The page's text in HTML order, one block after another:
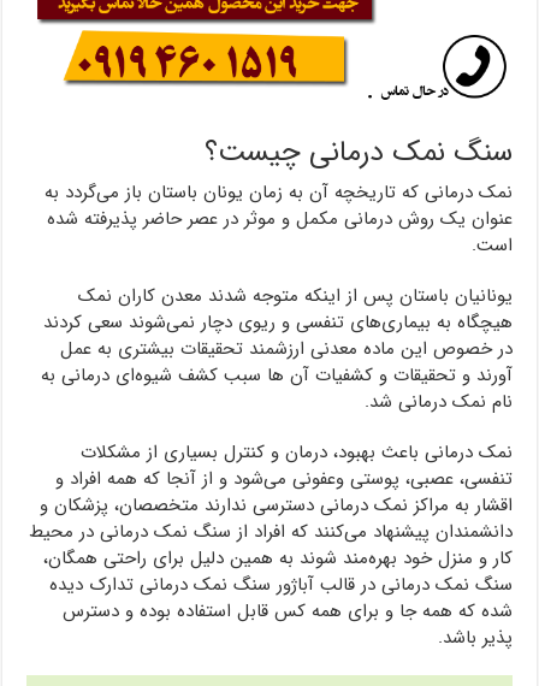
سنگ نمک درمانی چیست؟
نمک درمانی که تاریخچه آن به زمان یونان باستان باز می‌گردد به
عنوان یک روش درمانی مکمل و موثر در عصر حاضر پذیرفته شده
است.
یونانیان باستان پس از اینکه متوجه شدند معدن کاران نمک
هیچگاه به بیماری‌های تنفسی و ریوی دچار نمی‌شوند سعی کردند
در خصوص این ماده معدنی ارزشمند تحقیقات بیشتری به عمل
آورند و تحقیقات و کشفیات آن ها سبب کشف شیوه‌ای درمانی به
نام نمک درمانی شد.
نمک درمانی باعث بهبود، درمان و کنترل بسیاری از مشکلات
تنفسی، عصبی، پوستی وعفونی می‌شود و از آنجا که همه افراد و
اقشار به مراکز نمک درمانی دسترسی ندارند متخصصان، پزشکان و
دانشمندان پیشنهاد می‌کنند که افراد از سنگ نمک درمانی در محیط
کار و منزل خود بهره‌مند شوند به همین دلیل برای راحتی همگان،
سنگ نمک درمانی در قالب آباژور سنگ نمک درمانی تدارک دیده
شده که همه جا و برای همه کس قابل استفاده بوده و دسترس
پذیر باشد.